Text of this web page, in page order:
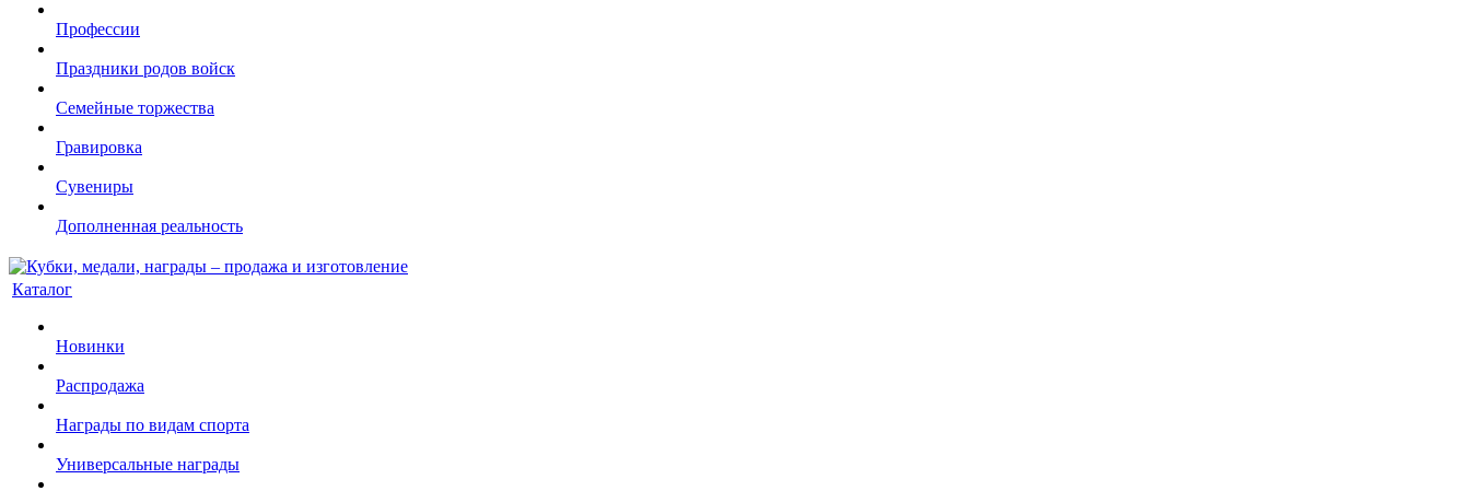
Профессии
Праздники родов войск
Семейные торжества
Гравировка
Сувениры
Дополненная реальность
Каталог
Новинки
Распродажа
Награды по видам спорта
Универсальные награды